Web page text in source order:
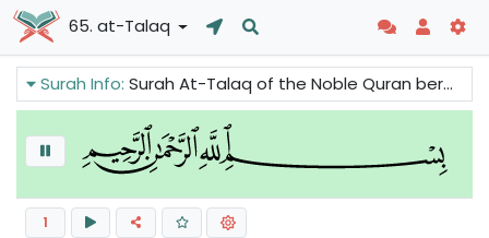
65. at-Talaq
Surah Info:Surah At-Talaq of the Noble Quran bercakap tentang peraturan keluarga. Ia memberitahu kita bahawa pasangan harus mematuhi peraturan Allah sama ada mereka berselisih faham antara satu sama lain atau mereka saling mencintai.
1